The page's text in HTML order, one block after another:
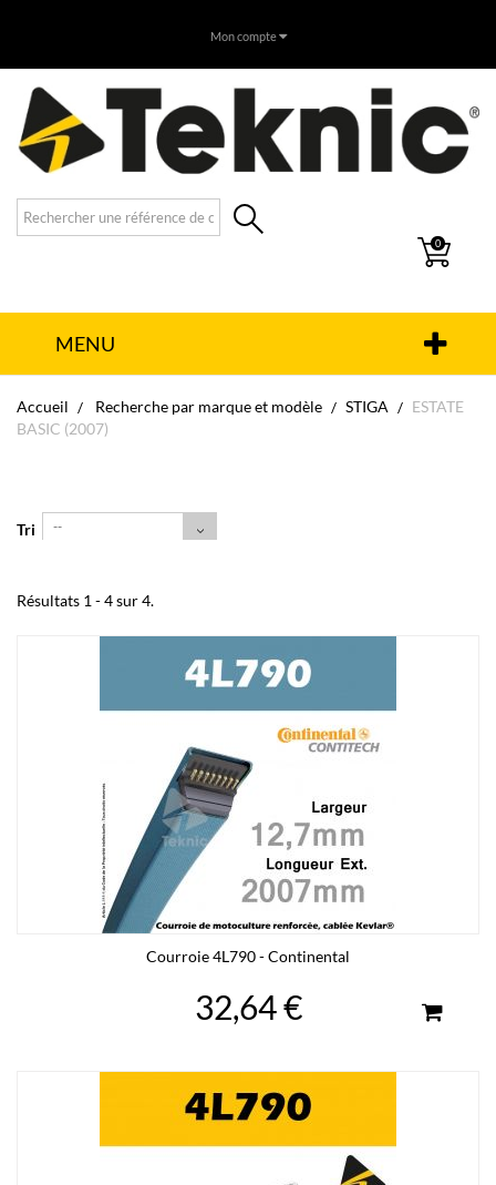
Mon compte
0
MENU
Accueil Recherche par marque et modèle STIGA
ESTATE
BASIC (2007)
Tri --
Résultats 1 - 4 sur 4.
Courroie 4L790 - Continental
32,64 €